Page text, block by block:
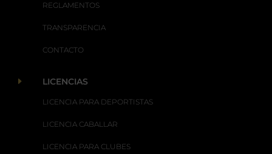
REGLAMENTOS
TRANSPARENCIA
CONTACTO
E LICENCIAS
LICENCIA PARA DEPORTISTAS
LICENCIA CABALLAR
LICENCIA PARA CLUBES